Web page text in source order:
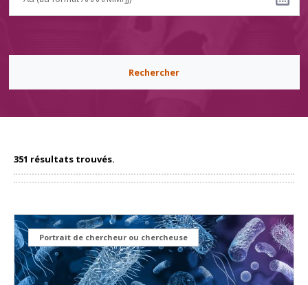
Rechercher
351 résultats trouvés.
Portrait de chercheur ou chercheuse